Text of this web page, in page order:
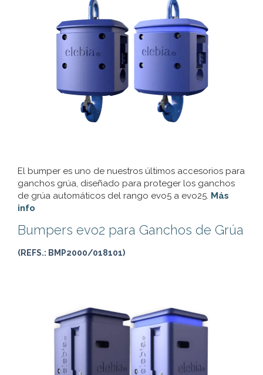
El bumper es uno de nuestros últimos accesorios para
ganchos grúa, diseñado para proteger los ganchos
de grúa automáticos del rango evo5 a evo25. Más
info
Bumpers evo2 para Ganchos de Grúa
(REFS.: BMP2000/018101)